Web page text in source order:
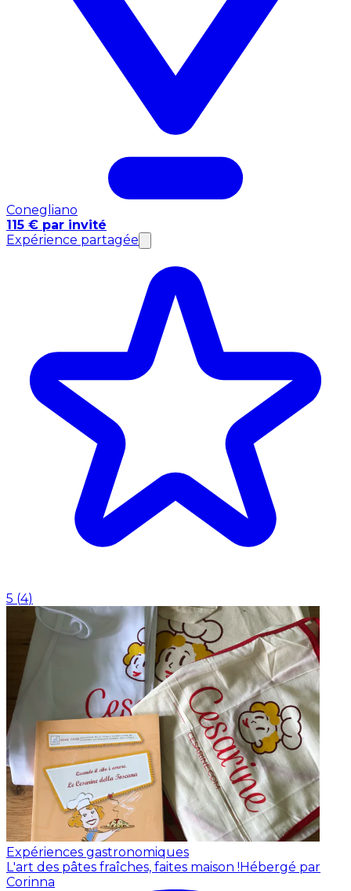
Conegliano
115 € par invité
Expérience partagée
5 (4)
Expériences gastronomiques
L'art des pâtes fraîches, faites maison ! Hébergé par
Corinna